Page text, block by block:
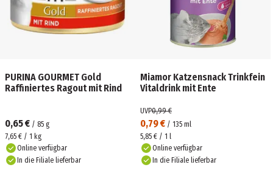
PURINA GOURMET Gold
Raffiniertes Ragout mit Rind
0,65 € / 85 g
7,65 € / 1 kg
Online verfügbar
In die Filiale lieferbar
Miamor Katzensnack Trinkfein
Vitaldrink mit Ente
0,79 € / 135 ml
UVP0,99 €
5,85 € / 1 l
Online verfügbar
In die Filiale lieferbar